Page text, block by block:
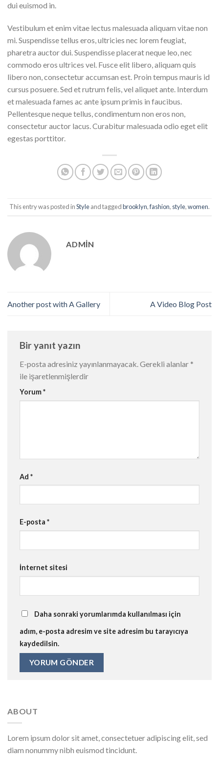
dui euismod in.
Vestibulum et enim vitae lectus malesuada aliquam vitae non
mi. Suspendisse tellus eros, ultricies nec lorem feugiat,
pharetra auctor dui. Suspendisse placerat neque leo, nec
commodo eros ultrices vel. Fusce elit libero, aliquam quis
libero non, consectetur accumsan est. Proin tempus mauris id
cursus posuere. Sed et rutrum felis, vel aliquet ante. Interdum
et malesuada fames ac ante ipsum primis in faucibus.
Pellentesque neque tellus, condimentum non eros non,
consectetur auctor lacus. Curabitur malesuada odio eget elit
egestas porttitor.
This entry was posted inStyleand taggedbrooklyn,fashion, style,women.
ADMIN
Another post with A Gallery A Video Blog Post
Bir yanıt yazın
E-posta adresiniz yayınlanmayacak.Gerekli alanlar *
ile işaretlenmişlerdir
Yorum*
Ad *
E-posta *
İnternet sitesi
Daha sonraki yorumlarımda kullanılması için
adım, e-posta adresim ve site adresim bu tarayıcıya
kaydedilsin.
ABOUT
Lorem ipsum dolor sit amet, consectetuer adipiscing elit, sed
diam nonummy nibh euismod tincidunt.